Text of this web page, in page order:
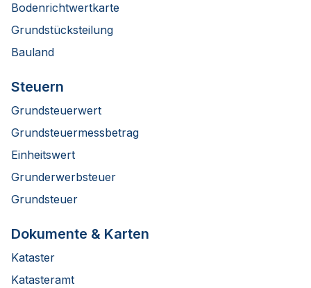
Bodenrichtwertkarte
Grundstücksteilung
Bauland
Steuern
Grundsteuerwert
Grundsteuermessbetrag
Einheitswert
Grunderwerbsteuer
Grundsteuer
Dokumente & Karten
Kataster
Katasteramt